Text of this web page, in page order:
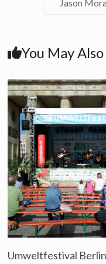
Jason
You May
Umweltfestival